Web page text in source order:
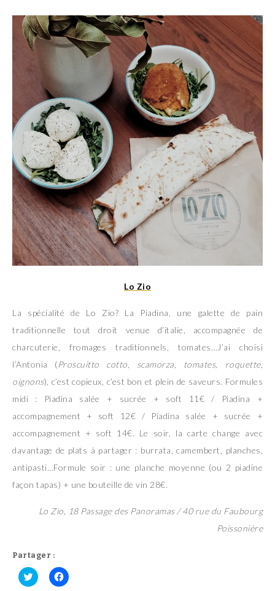
Lo Zio
La spécialité de Lo Zio? La Piadina, une galette de pain
traditionnelle tout droit venue d’italie, accompagnée de
charcuterie, fromages traditionnels, tomates…J’ai choisi
l’Antonia (Proscuitto cotto, scamorza, tomates, roquette,
oignons), c’est copieux, c’est bon et plein de saveurs. Formules
midi : Piadina salée + sucrée + soft 11€ / Piadina +
accompagnement + soft 12€ / Piadina salée + sucrée +
accompagnement + soft 14€. Le soir, la carte change avec
davantage de plats à partager : burrata, camembert, planches,
antipasti…Formule soir : une planche moyenne (ou 2 piadine
façon tapas) + une bouteille de vin 28€.
Lo Zio, 18 Passage des Panoramas / 40 rue du Faubourg
Poissonière
Partager :
C C